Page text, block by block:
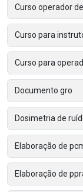
Curso operador
Curso para
Curso para
Documento gro
Dosimetria de
Elaboração de
Elaboração de